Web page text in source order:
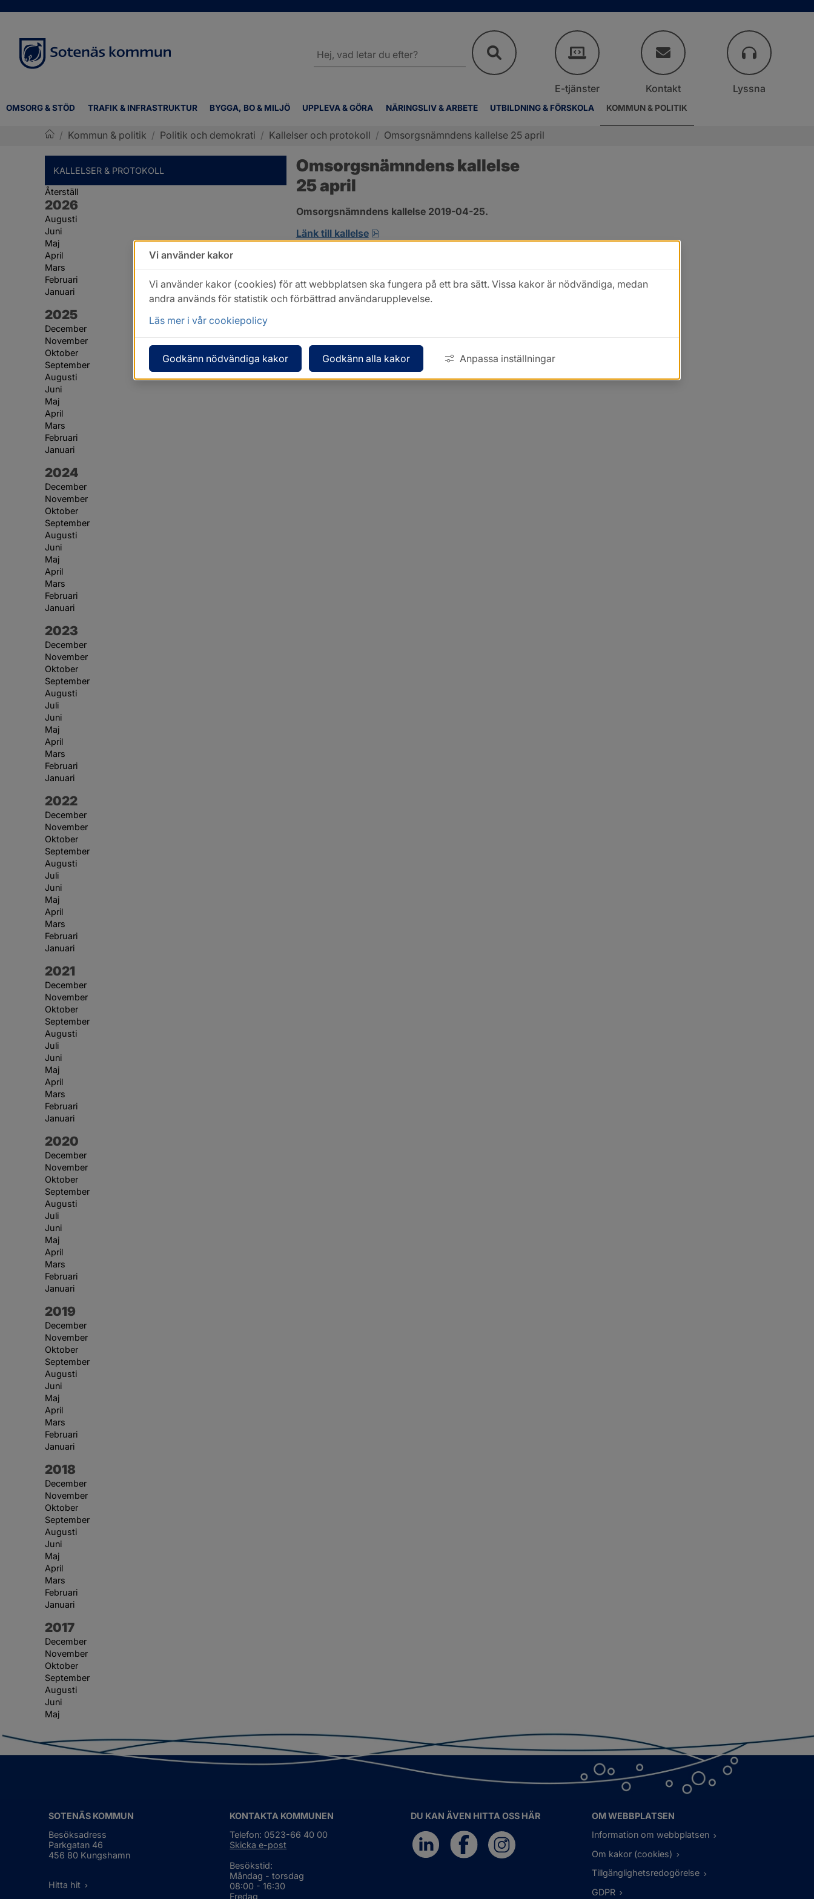
OMSORG & STÖD TRAFIK & INFRASTRUKTUR BYGGA, BO & MILJÖ UPPLEVA & GÖRA NÄRINGSLIV & ARBETE UTBILDNING & FÖRSKOLA KOMMUN & POLITIK
webbplatsen
E-tjänster Kontakt Lyssna
/ Kommun & politik / Politik och demokrati / Kallelser och protokoll / Omsorgsnämndens kallelse 25 april
KALLELSER & PROTOKOLL
Återställ
År:
2026
Augusti
Juni
Maj
April
Mars
Februari
Januari
År:
2025
December
November
Oktober
September
Augusti
Juni
Maj
April
Mars
Februari
Januari
År:
2024
December
November
Oktober
September
Augusti
Juni
Maj
April
Mars
Februari
Januari
År:
2023
December
November
Oktober
September
Augusti
Juli
Juni
Maj
April
Mars
Februari
Januari
År:
2022
December
November
Oktober
September
Augusti
Juli
Juni
Maj
April
Mars
Februari
Januari
År:
2021
December
November
Oktober
September
Augusti
Juli
Juni
Maj
April
Mars
Februari
Januari
År:
2020
December
November
Oktober
September
Augusti
Juli
Juni
Maj
April
Mars
Februari
Januari
År:
2019
December
November
Oktober
September
Augusti
Juni
Maj
April
Mars
Februari
Januari
År:
2018
December
November
Oktober
September
Augusti
Juni
Maj
April
Mars
Februari
Januari
År:
2017
December
November
Oktober
September
Augusti
Juni
Maj
Omsorgsnämndens kallelse
25 april
Omsorgsnämndens kallelse 2019-04-25.
Länk till kallelse
pdf, öppnas i nytt fönster.
SOTENÄS KOMMUN
Besöksadress
Parkgatan 46
456 80 Kungshamn
Hitta hit
KONTAKTA KOMMUNEN
Telefon: 0523-66 40 00
Skicka e-post
Besökstid:
Måndag - torsdag
08:00 - 16:30
Fredag
DU KAN ÄVEN HITTA OSS HÄR
OM WEBBPLATSEN
Information om webbplatsen
Om kakor (cookies)
Tillgänglighetsredogörelse
GDPR
Vi använder kakor
Vi använder kakor (cookies) för att webbplatsen ska fungera på ett bra sätt. Vissa kakor är nödvändiga, medan
andra används för statistik och förbättrad användarupplevelse.
Läs mer i vår cookiepolicy
Godkänn nödvändiga kakor Godkänn alla kakor Anpassa inställningar